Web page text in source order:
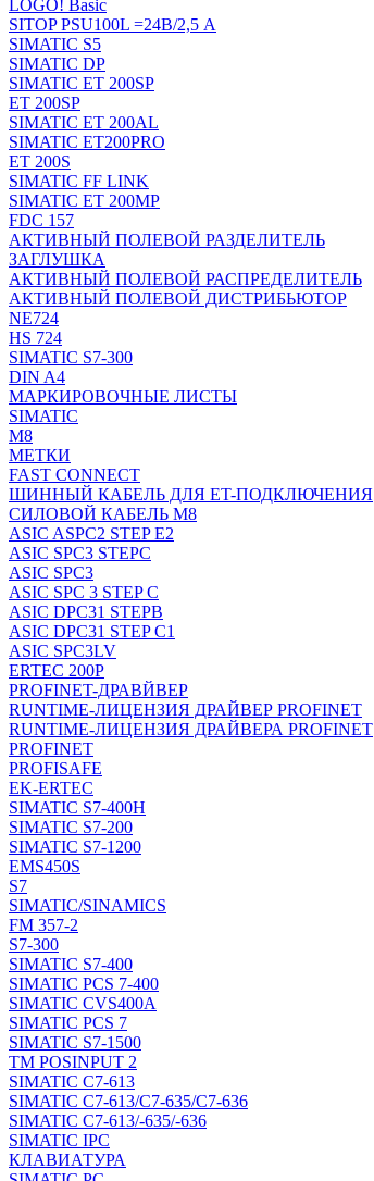
LOGO! Basic
SITOP PSU100L =24В/2,5 A
SIMATIC S5
SIMATIC DP
SIMATIC ET 200SP
ET 200SP
SIMATIC ET 200AL
SIMATIC ET200PRO
ET 200S
SIMATIC FF LINK
SIMATIC ET 200MP
FDC 157
АКТИВНЫЙ ПОЛЕВОЙ РАЗДЕЛИТЕЛЬ
ЗАГЛУШКА
АКТИВНЫЙ ПОЛЕВОЙ РАСПРЕДЕЛИТЕЛЬ
АКТИВНЫЙ ПОЛЕВОЙ ДИСТРИБЬЮТОР
NE724
HS 724
SIMATIC S7-300
DIN A4
МАРКИРОВОЧНЫЕ ЛИСТЫ
SIMATIC
M8
МЕТКИ
FAST CONNECT
ШИННЫЙ КАБЕЛЬ ДЛЯ ET-ПОДКЛЮЧЕНИЯ
СИЛОВОЙ КАБЕЛЬ M8
ASIC ASPC2 STEP E2
ASIC SPC3 STEPC
ASIC SPC3
ASIC SPC 3 STEP C
ASIC DPC31 STEPB
ASIC DPC31 STEP C1
ASIC SPC3LV
ERTEC 200P
PROFINET-ДРАВЙВЕР
RUNTIME-ЛИЦЕНЗИЯ ДРАЙВЕР PROFINET
RUNTIME-ЛИЦЕНЗИЯ ДРАЙВЕРА PROFINET
PROFINET
PROFISAFE
EK-ERTEC
SIMATIC S7-400H
SIMATIC S7-200
SIMATIC S7-1200
EMS450S
S7
SIMATIC/SINAMICS
FM 357-2
S7-300
SIMATIC S7-400
SIMATIC PCS 7-400
SIMATIC CVS400A
SIMATIC PCS 7
SIMATIC S7-1500
TM POSINPUT 2
SIMATIC C7-613
SIMATIC C7-613/C7-635/C7-636
SIMATIC C7-613/-635/-636
SIMATIC IPC
КЛАВИАТУРА